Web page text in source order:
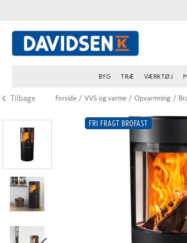
BYG TRÆ VÆRKTØJ
Tilbage Forside / VVS og varme / Opvarmning /
FRI FRAGT BROFAST